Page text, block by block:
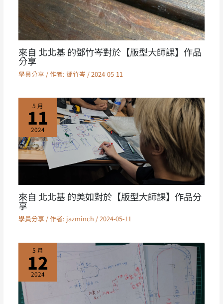
來自 北北基 的鄧竹岑對於【版型大師課】作品
分享
學員分享 / 作者: 鄧竹岑 /2024-05-11
5 月
11
2024
來自 北北基 的美如對於【版型大師課】作品分
享
學員分享 / 作者: jazminch /2024-05-11
5 月
12
2024